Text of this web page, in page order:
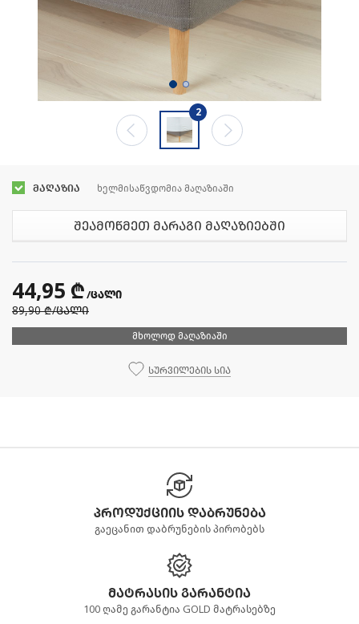
2
მაღაზია ხელმისაწვდომია მაღაზიაში
შეამოწმეთ მარაგი მაღაზიებში
44,95 ₾ /ცალი
89,90 ₾/ცალი
მხოლოდ მაღაზიაში
სურვილების სია
პროდუქციის დაბრუნება
გაეცანით დაბრუნების პირობებს
მატრასის გარანტია
100 ღამე გარანტია GOLD მატრასებზე